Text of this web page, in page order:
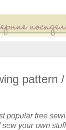
pattern
popular free
your own